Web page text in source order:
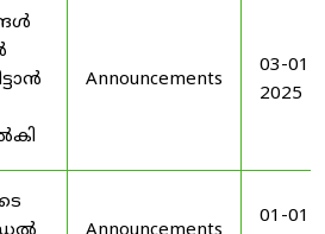
Announcements
03-01-
2025
01-01-